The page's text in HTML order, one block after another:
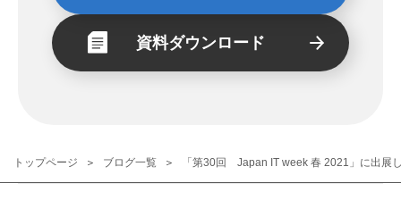
資料ダウンロード
トップページ ブログ一覧 「第30回 Japan IT week 春 2021」に出展